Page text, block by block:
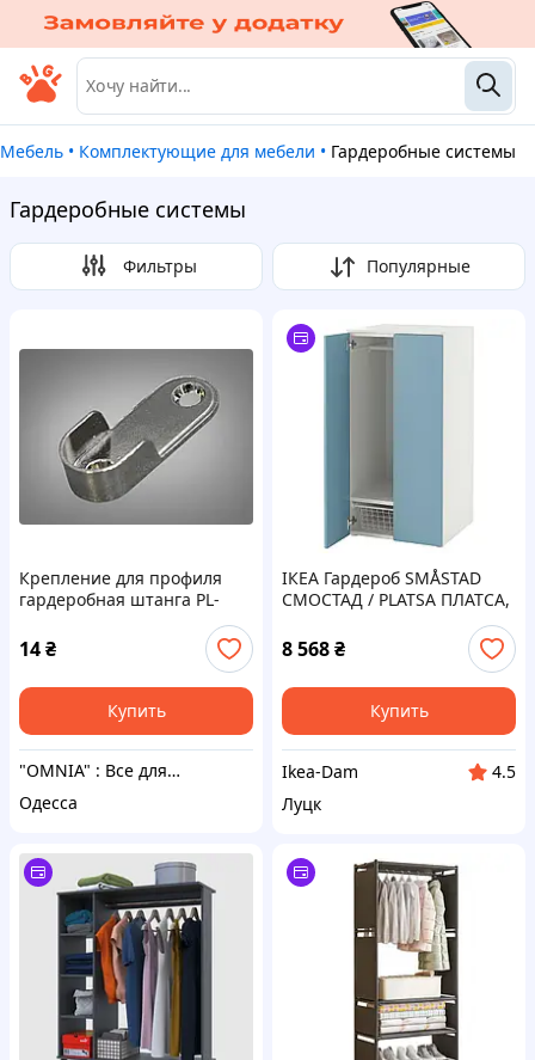
Мебель • Комплектующие для мебели • Гардеробные системы
Гардеробные системы
Фильтры Популярные
Крепление для профиля
гардеробная штанга PL-
14₴
Купить
"OMNIA" : Все для навчання,творчості,гри та не тільки!
Одесса
ІКЕА Гардероб SMÅSTAD
СМОСТАД / PLATSA ПЛАТСА,
8 568₴
Купить
Ikea-Dam
4.5
Луцк